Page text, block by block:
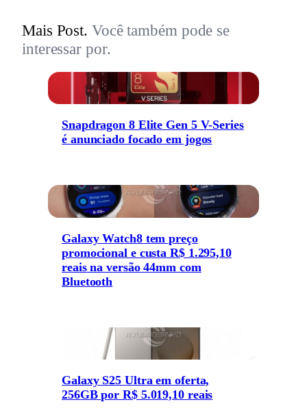
Mais Post. Você também pode se
interessar por.
Snapdragon 8 Elite Gen 5 V-Series
é anunciado focado em jogos
Galaxy Watch8 tem preço
promocional e custa R$ 1.295,10
reais na versão 44mm com
Bluetooth
Galaxy S25 Ultra em oferta,
256GB por R$ 5.019,10 reais